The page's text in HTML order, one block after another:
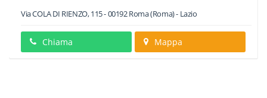
Via COLA DI RIENZO, 115-00192Roma(Roma) - Lazio
Chiama Mappa